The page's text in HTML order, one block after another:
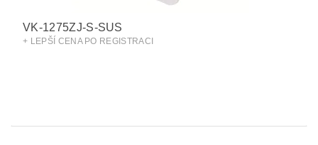
VK-1275ZJ-S-SUS
+ LEPŠÍ CENA PO REGISTRACI